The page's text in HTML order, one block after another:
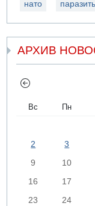
нато
АРХИВ
Вс Пн
2
3
9
10
16
17
23
24